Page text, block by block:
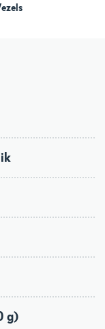
g)